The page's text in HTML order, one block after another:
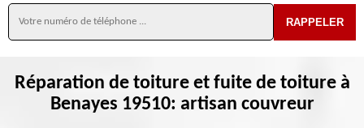
Réparation de toiture et fuite de toiture à
Benayes 19510: artisan couvreur